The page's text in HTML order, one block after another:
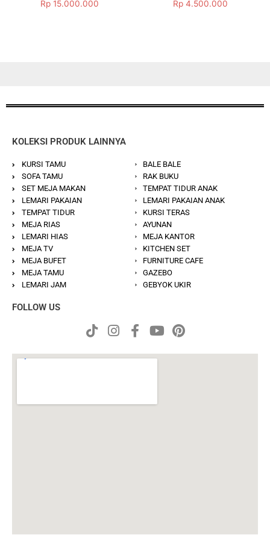
5.00
Rp15.000.000
5.00
Rp 4.500.000
KOLEKSI PRODUK LAINNYA
KURSI TAMU
SOFA TAMU
SET MEJA MAKAN
LEMARI PAKAIAN
TEMPAT TIDUR
MEJA RIAS
LEMARI HIAS
MEJA TV
MEJA BUFET
MEJA TAMU
LEMARI JAM
BALE BALE
RAK BUKU
TEMPAT TIDUR ANAK
LEMARI PAKAIAN ANAK
KURSI TERAS
AYUNAN
MEJA KANTOR
KITCHEN SET
FURNITURE CAFE
GAZEBO
GEBYOK UKIR
FOLLOW US